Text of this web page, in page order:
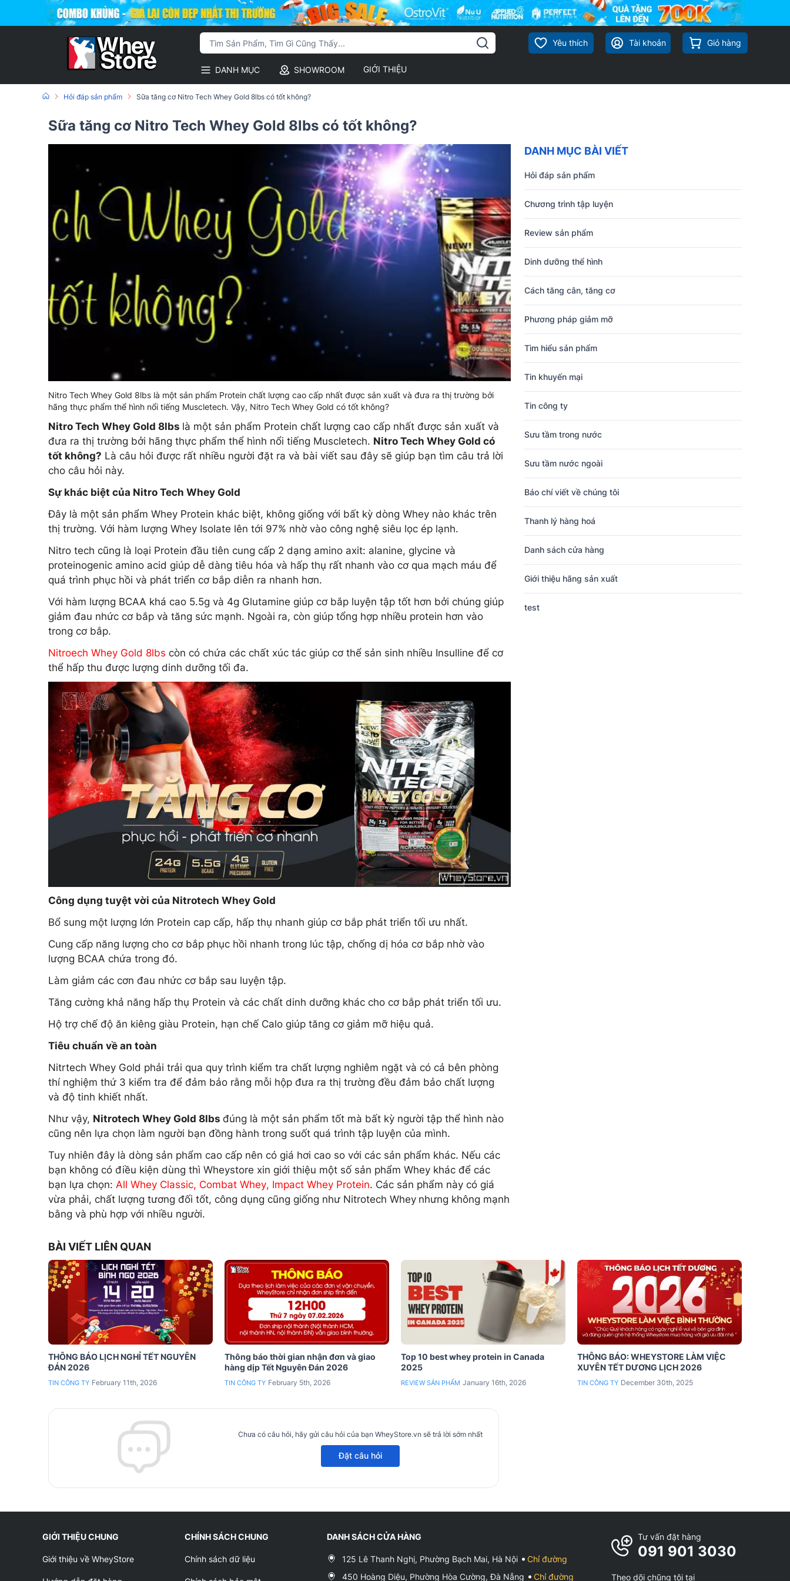
Yêu thích Tài khoản Giỏ hàng
DANH MỤC SHOWROOM GIỚI THIỆU
Hỏi đáp sản phẩm Sữa tăng cơ Nitro Tech Whey Gold 8lbs có tốt không?
Sữa tăng cơ Nitro Tech Whey Gold 8lbs có tốt không?
Nitro Tech Whey Gold 8lbs là một sản phẩm Protein chất lượng cao cấp nhất được sản xuất và đưa ra thị trường bởi
hãng thực phẩm thể hình nổi tiếng Muscletech. Vậy, Nitro Tech Whey Gold có tốt không?
Nitro Tech Whey Gold 8lbs là một sản phẩm Protein chất lượng cao cấp nhất được sản xuất và
đưa ra thị trường bởi hãng thực phẩm thể hình nổi tiếng Muscletech. Nitro Tech Whey Gold có
tốt không? Là câu hỏi được rất nhiều người đặt ra và bài viết sau đây sẽ giúp bạn tìm câu trả lời
cho câu hỏi này.
Sự khác biệt của Nitro Tech Whey Gold
Đây là một sản phẩm Whey Protein khác biệt, không giống với bất kỳ dòng Whey nào khác trên
thị trường. Với hàm lượng Whey Isolate lên tới 97% nhờ vào công nghệ siêu lọc ép lạnh.
Nitro tech cũng là loại Protein đầu tiên cung cấp 2 dạng amino axit: alanine, glycine và
proteinogenic amino acid giúp dễ dàng tiêu hóa và hấp thụ rất nhanh vào cơ qua mạch máu để
quá trình phục hồi và phát triển cơ bắp diễn ra nhanh hơn.
Với hàm lượng BCAA khá cao 5.5g và 4g Glutamine giúp cơ bắp luyện tập tốt hơn bởi chúng giúp
giảm đau nhức cơ bắp và tăng sức mạnh. Ngoài ra, còn giúp tổng hợp nhiều protein hơn vào
trong cơ bắp.
Nitroech Whey Gold 8lbs còn có chứa các chất xúc tác giúp cơ thể sản sinh nhiều Insulline để cơ
thể hấp thu được lượng dinh dưỡng tối đa.
Công dụng tuyệt vời của Nitrotech Whey Gold
Bổ sung một lượng lớn Protein cap cấp, hấp thụ nhanh giúp cơ bắp phát triển tối ưu nhất.
Cung cấp năng lượng cho cơ bắp phục hồi nhanh trong lúc tập, chống dị hóa cơ bắp nhờ vào
lượng BCAA chứa trong đó.
Làm giảm các cơn đau nhức cơ bắp sau luyện tập.
Tăng cường khả năng hấp thụ Protein và các chất dinh dưỡng khác cho cơ bắp phát triển tối ưu.
Hộ trợ chế độ ăn kiêng giàu Protein, hạn chế Calo giúp tăng cơ giảm mỡ hiệu quả.
Tiêu chuẩn về an toàn
Nitrtech Whey Gold phải trải qua quy trình kiểm tra chất lượng nghiêm ngặt và có cả bên phòng
thí nghiệm thứ 3 kiểm tra để đảm bảo rằng mỗi hộp đưa ra thị trường đều đảm bảo chất lượng
và độ tinh khiết nhất.
Như vậy, Nitrotech Whey Gold 8lbs đúng là một sản phẩm tốt mà bất kỳ người tập thể hình nào
cũng nên lựa chọn làm người bạn đồng hành trong suốt quá trình tập luyện của mình.
Tuy nhiên đây là dòng sản phẩm cao cấp nên có giá hơi cao so với các sản phẩm khác. Nếu các
bạn không có điều kiện dùng thì Wheystore xin giới thiệu một số sản phẩm Whey khác để các
bạn lựa chọn: All Whey Classic, Combat Whey, Impact Whey Protein. Các sản phẩm này có giá
vừa phải, chất lượng tương đối tốt, công dụng cũng giống như Nitrotech Whey nhưng không mạnh
bằng và phù hợp với nhiều người.
DANH MỤC BÀI VIẾT
Hỏi đáp sản phẩm
Chương trình tập luyện
Review sản phẩm
Dinh dưỡng thể hình
Cách tăng cân, tăng cơ
Phương pháp giảm mỡ
Tìm hiểu sản phẩm
Tin khuyến mại
Tin công ty
Sưu tầm trong nước
Sưu tầm nước ngoài
Báo chí viết về chúng tôi
Thanh lý hàng hoá
Danh sách cửa hàng
Giới thiệu hãng sản xuất
test
BÀI VIẾT LIÊN QUAN
THÔNG BÁO LỊCH NGHỈ TẾT NGUYÊN
ĐÁN 2026
TIN CÔNG TY February 11th, 2026
Thông báo thời gian nhận đơn và giao
hàng dịp Tết Nguyên Đán 2026
TIN CÔNG TY February 5th, 2026
Top 10 best whey protein in Canada
2025
REVIEW SẢN PHẨM January 16th, 2026
THÔNG BÁO: WHEYSTORE LÀM VIỆC
XUYÊN TẾT DƯƠNG LỊCH 2026
TIN CÔNG TY December 30th, 2025
Chưa có câu hỏi, hãy gửi câu hỏi của bạn WheyStore.vn sẽ trả lời sớm nhất
Đặt câu hỏi
GIỚI THIỆU CHUNG
Giới thiệu về WheyStore
CHÍNH SÁCH CHUNG
Chính sách dữ liệu
DANH SÁCH CỬA HÀNG
125 Lê Thanh Nghị, Phường Bạch Mai, Hà Nội
Chỉ đường
450 Hoàng Diệu, Phường Hòa Cường, Đà Nẵng
Chỉ đường
Tư vấn đặt hàng
091 901 3030
Theo dõi chũng tôi tại